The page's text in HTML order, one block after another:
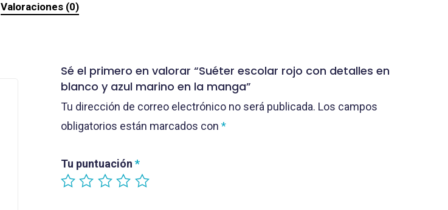
Valoraciones (0)
Sé el primero en valorar “Suéter escolar rojo con detalles en
blanco y azul marino en la manga”
Tu dirección de correo electrónico no será publicada. Los campos
obligatorios están marcados con *
Tu puntuación *